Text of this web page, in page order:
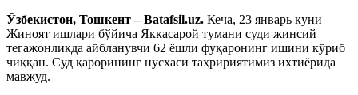
Ўзбекистон, Тошкент – Batafsil.uz. Кеча, 23 январь куни
Жиноят ишлари бўйича Яккасарой тумани суди жинсий
тегажонликда айбланувчи 62 ёшли фуқаронинг ишини кўриб
чиққан. Суд қарорининг нусхаси таҳририятимиз ихтиёрида
мавжуд.